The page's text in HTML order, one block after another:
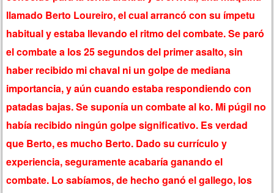
llamado Berto Loureiro, el cual arrancó con su ímpetu
habitual y estaba llevando el ritmo del combate. Se paró
el combate a los 25 segundos del primer asalto, sin
haber recibido mi chaval ni un golpe de mediana
importancia, y aún cuando estaba respondiendo con
patadas bajas. Se suponía un combate al ko. Mi púgil no
había recibido ningún golpe significativo. Es verdad
que Berto, es mucho Berto. Dado su currículo y
experiencia, seguramente acabaría ganando el
combate. Lo sabíamos, de hecho ganó el gallego, los